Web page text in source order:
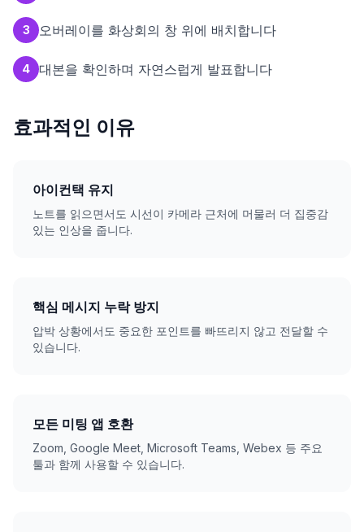
3 오버레이를 화상회의 창 위에 배치합니다
4 대본을 확인하며 자연스럽게 발표합니다
효과적인 이유
아이컨택 유지
노트를 읽으면서도 시선이 카메라 근처에 머물러 더 집중감
있는 인상을 줍니다.
핵심 메시지 누락 방지
압박 상황에서도 중요한 포인트를 빠뜨리지 않고 전달할 수
있습니다.
모든 미팅 앱 호환
Zoom, Google Meet, Microsoft Teams, Webex 등 주요
툴과 함께 사용할 수 있습니다.